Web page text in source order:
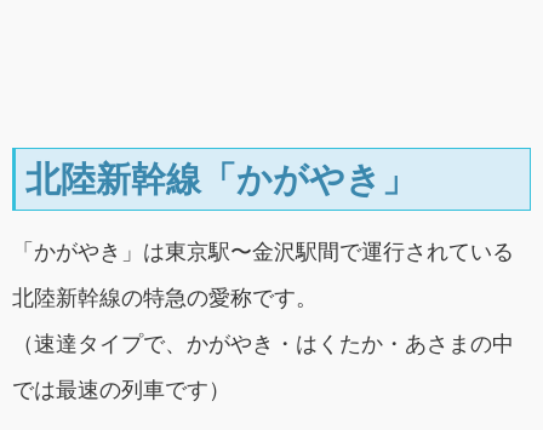
北陸新幹線「かがやき」
「かがやき」は東京駅〜金沢駅間で運行されている
北陸新幹線の特急の愛称です。
（速達タイプで、かがやき・はくたか・あさまの中
では最速の列車です）